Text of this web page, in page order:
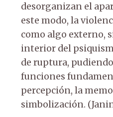
desorganizan el
este modo, la
como algo externo,
interior del
de ruptura,
funciones
percepción, la
simbolización.